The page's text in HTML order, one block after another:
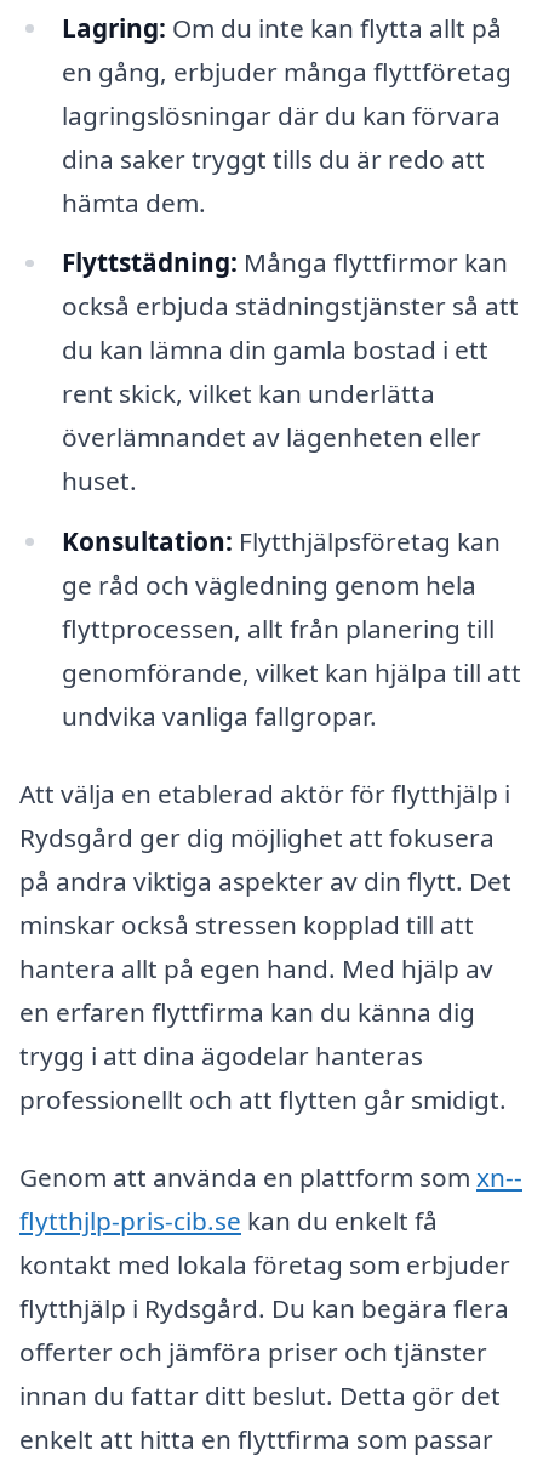
Lagring: Om du inte kan flytta allt på
en gång, erbjuder många flyttföretag
lagringslösningar där du kan förvara
dina saker tryggt tills du är redo att
hämta dem.
Flyttstädning: Många flyttfirmor kan
också erbjuda städningstjänster så att
du kan lämna din gamla bostad i ett
rent skick, vilket kan underlätta
överlämnandet av lägenheten eller
huset.
Konsultation: Flytthjälpsföretag kan
ge råd och vägledning genom hela
flyttprocessen, allt från planering till
genomförande, vilket kan hjälpa till att
undvika vanliga fallgropar.
Att välja en etablerad aktör för flytthjälp i
Rydsgård ger dig möjlighet att fokusera
på andra viktiga aspekter av din flytt. Det
minskar också stressen kopplad till att
hantera allt på egen hand. Med hjälp av
en erfaren flyttfirma kan du känna dig
trygg i att dina ägodelar hanteras
professionellt och att flytten går smidigt.
Genom att använda en plattform som xn--
flytthjlp-pris-cib.se kan du enkelt få
kontakt med lokala företag som erbjuder
flytthjälp i Rydsgård. Du kan begära flera
offerter och jämföra priser och tjänster
innan du fattar ditt beslut. Detta gör det
enkelt att hitta en flyttfirma som passar